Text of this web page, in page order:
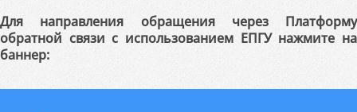
Для направления обращения через Платформу
обратной связи с использованием ЕПГУ нажмите на
баннер: